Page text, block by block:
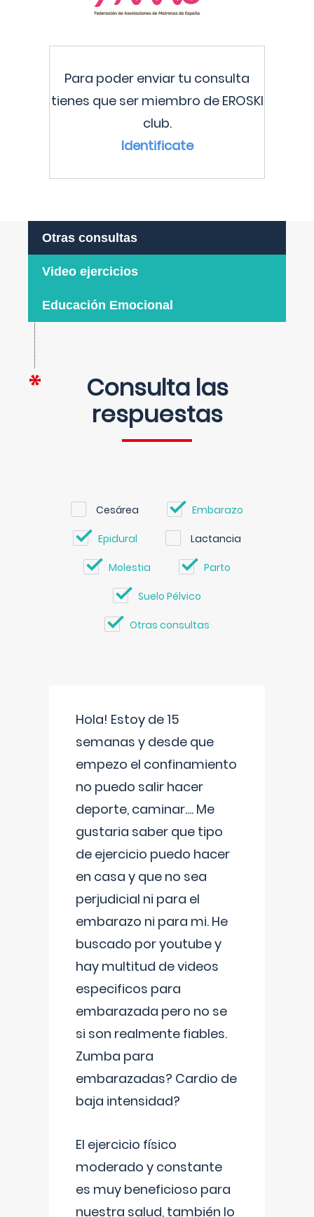
Para poder enviar tu consulta
tienes que ser miembro de EROSKI
club.
Identificate
Otras consultas
Video ejercicios
Educación Emocional
Consulta las
respuestas
Cesárea Embarazo
Epidural Lactancia
Molestia Parto
Suelo Pélvico
Otras consultas
Hola! Estoy de 15
semanas y desde que
empezo el confinamiento
no puedo salir hacer
deporte, caminar.... Me
gustaria saber que tipo
de ejercicio puedo hacer
en casa y que no sea
perjudicial ni para el
embarazo ni para mi. He
buscado por youtube y
hay multitud de videos
especificos para
embarazada pero no se
si son realmente fiables.
Zumba para
embarazadas? Cardio de
baja intensidad?
El ejercicio físico
moderado y constante
es muy beneficioso para
nuestra salud, también lo